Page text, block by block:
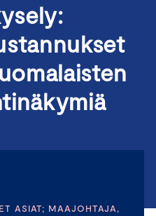
ASIAT; MAAJOHTAJA,